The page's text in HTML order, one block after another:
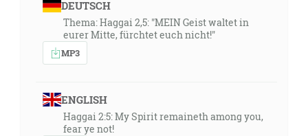
DEUTSCH
Thema: Haggai 2,5: "MEIN Geist waltet in
eurer Mitte, fürchtet euch nicht!"
MP3
ENGLISH
Haggai 2:5: My Spirit remaineth among you,
fear ye not!